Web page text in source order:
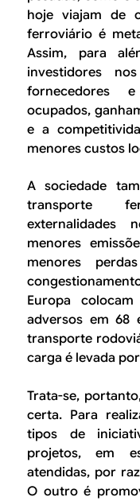
hoje viajam de
ferroviário é
Assim, para
investidores
fornecedores
ocupados,
e a
menores custos
A sociedade
transporte
externalidades
menores
menores
Europa
adversos em 68
transporte
carga é levada
Trata-se,
certa. Para
tipos de
projetos, em
atendidas, por
O outro é